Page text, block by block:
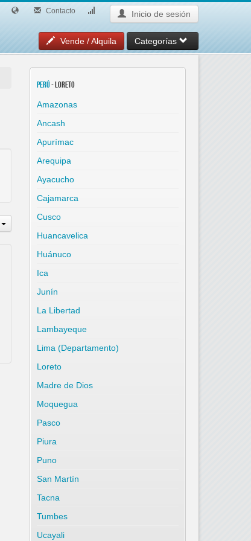
Contacto Inicio de sesión
Vende / Alquila Categorías
Perú- Loreto
Amazonas
Ancash
Apurímac
Arequipa
Ayacucho
Cajamarca
Cusco
Huancavelica
Huánuco
Ica
Junín
La Libertad
Lambayeque
Lima (Departamento)
Loreto
Madre de Dios
Moquegua
Pasco
Piura
Puno
San Martín
Tacna
Tumbes
Ucayali